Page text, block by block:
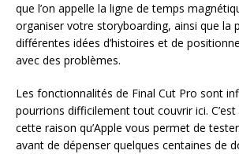
que l’on appelle la ligne de temps
organiser votre storyboarding, ainsi que la
différentes idées d’histoires et de
avec des problèmes.
Les fonctionnalités de Final Cut Pro sont
pourrions difficilement tout couvrir ici.
cette raison qu’Apple vous permet de
avant de dépenser quelques centaines de